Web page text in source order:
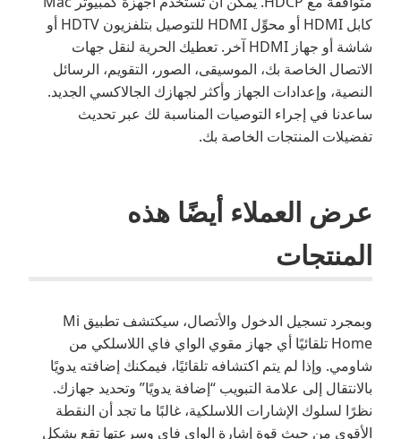
كابل HDMI أو محوِّل HDMI للتوصيل بتلفزيون HDTV أو
شاشة أو جهاز HDMI آخر. تعطيك الحرية لنقل جهات
الاتصال الخاصة بك، الموسيقى، الصور، التقويم، الرسائل
النصية، وإعدادات الجهاز وأكثر لجهازك الجالاكسي الجديد.
ساعدنا في إجراء التوصيات المناسبة لك عبر تحديث
تفضيلات المنتجات الخاصة بك.
عرض العملاء أيضًا هذه
المنتجات
وبمجرد تسجيل الدخول والأتصال، سيكتشف تطبيق Mi
Home تلقائيًا أي جهاز مقوي الواي فاي اللاسلكي من
شاومي. وإذا لم يتم اكتشافه تلقائيًا، فيمكنك إضافته يدويًا
بالانتقال إلى علامة التبويب “إضافة يدويًا” وتحديد جهازك.
نظرًا لسلوك الإشارات اللاسلكية، غالبًا ما تجد أن النقطة
الأقوى من حيث قوة إشارة الواي فاي وسرعتها تقع بشكل